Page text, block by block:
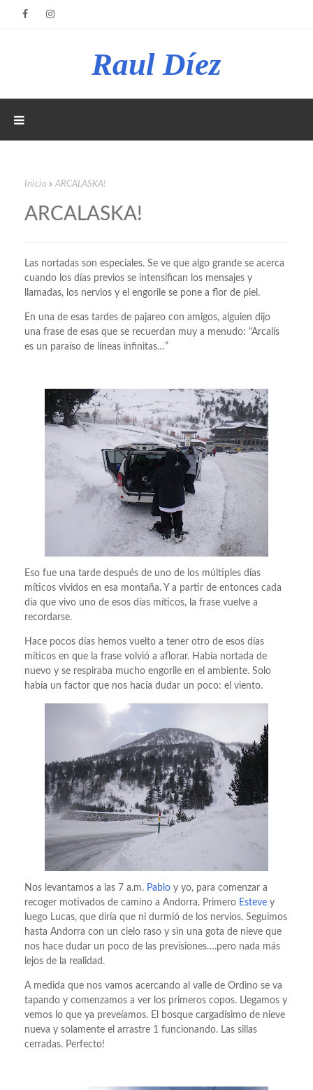
Raul Díez
Inicio ARCALASKA!
ARCALASKA!
Las nortadas son especiales. Se ve que algo grande se acerca
cuando los días previos se intensifican los mensajes y
llamadas, los nervios y el engorile se pone a flor de piel.
En una de esas tardes de pajareo con amigos, alguien dijo
una frase de esas que se recuerdan muy a menudo: “Arcalís
es un paraíso de líneas infinitas…”
Eso fue una tarde después de uno de los múltiples días
míticos vividos en esa montaña. Y a partir de entonces cada
día que vivo uno de esos días míticos, la frase vuelve a
recordarse.
Hace pocos días hemos vuelto a tener otro de esos días
míticos en que la frase volvió a aflorar. Había nortada de
nuevo y se respiraba mucho engorile en el ambiente. Solo
había un factor que nos hacía dudar un poco: el viento.
Nos levantamos a las 7 a.m. Pablo y yo, para comenzar a
recoger motivados de camino a Andorra. Primero Esteve y
luego Lucas, que diría que ni durmió de los nervios. Seguimos
hasta Andorra con un cielo raso y sin una gota de nieve que
nos hace dudar un poco de las previsiones….pero nada más
lejos de la realidad.
A medida que nos vamos acercando al valle de Ordino se va
tapando y comenzamos a ver los primeros copos. Llegamos y
vemos lo que ya preveíamos. El bosque cargadísimo de nieve
nueva y solamente el arrastre 1 funcionando. Las sillas
cerradas. Perfecto!